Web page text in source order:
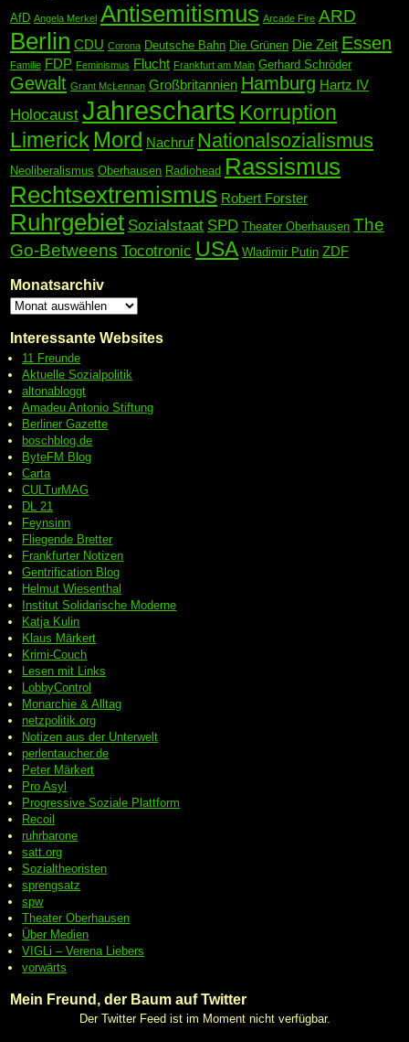
AfD Angela Merkel Antisemitismus Arcade Fire ARD
Berlin CDU Corona Deutsche Bahn Die Grünen Die Zeit Essen
Familie FDP Feminismus Flucht Frankfurt am Main Gerhard Schröder
Gewalt Grant McLennan Großbritannien Hamburg Hartz IV
Holocaust Jahrescharts Korruption
Limerick Mord Nachruf Nationalsozialismus
Neoliberalismus Oberhausen Radiohead Rassismus
Rechtsextremismus Robert Forster
Ruhrgebiet Sozialstaat SPD Theater Oberhausen The
Go-Betweens Tocotronic USA Wladimir Putin ZDF
Monatsarchiv
Interessante Websites
11 Freunde
Aktuelle Sozialpolitik
altonabloggt
Amadeu Antonio Stiftung
Berliner Gazette
boschblog.de
ByteFM Blog
Carta
CULTurMAG
DL 21
Feynsinn
Fliegende Bretter
Frankfurter Notizen
Gentrification Blog
Helmut Wiesenthal
Institut Solidarische Moderne
Katja Kulin
Klaus Märkert
Krimi-Couch
Lesen mit Links
LobbyControl
Monarchie & Alltag
netzpolitik.org
Notizen aus der Unterwelt
perlentaucher.de
Peter Märkert
Pro Asyl
ProgressiveSoziale Plattform
Recoil
ruhrbarone
satt.org
Sozialtheoristen
sprengsatz
spw
Theater Oberhausen
Über Medien
VIGLi – Verena Liebers
vorwärts
Mein Freund, der Baum auf Twitter
Der Twitter Feed ist im Moment nicht verfügbar.